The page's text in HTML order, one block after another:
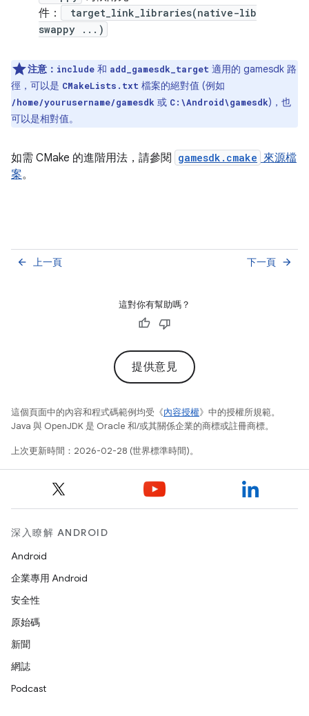
件：
target_link_libraries(native-lib
swappy ...)
注意： include 和 add_gamesdk_target 適用的 gamesdk 路
徑，可以是 CMakeLists.txt 檔案的絕對值 (例如
/home/yourusername/gamesdk 或 C:\Android\gamesdk)，也
可以是相對值。
如需 CMake 的進階用法，請參閱 gamesdk.cmake 來源檔
案。
上一頁
arrow_back 下一頁 arrow_forward
這對你有幫助嗎？
提供意見
這個頁面中的內容和程式碼範例均受《內容授權》中的授權所規範。
Java 與 OpenJDK 是 Oracle 和/或其關係企業的商標或註冊商標。
上次更新時間：2026-02-28 (世界標準時間)。
深入瞭解 ANDROID
Android
企業專用 Android
安全性
原始碼
新聞
網誌
Podcast